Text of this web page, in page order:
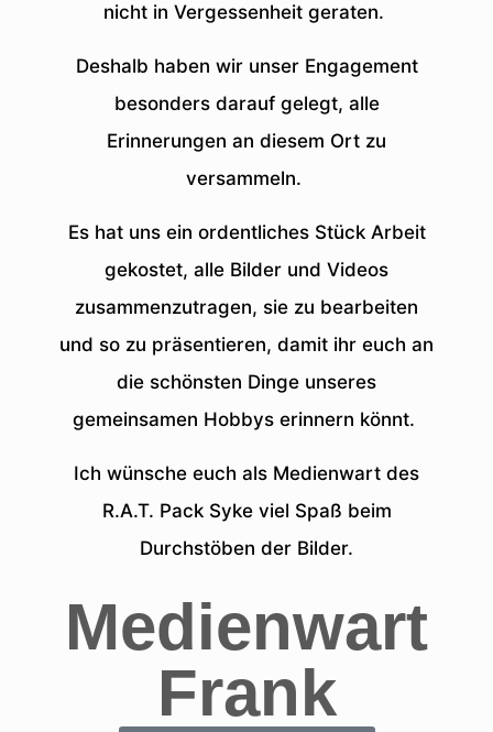
nicht in Vergessenheit geraten.
Deshalb haben wir unser Engagement
besonders darauf gelegt, alle
Erinnerungen an diesem Ort zu
versammeln.
Es hat uns ein ordentliches Stück Arbeit
gekostet, alle Bilder und Videos
zusammenzutragen, sie zu bearbeiten
und so zu präsentieren, damit ihr euch an
die schönsten Dinge unseres
gemeinsamen Hobbys erinnern könnt.
Ich wünsche euch als Medienwart des
R.A.T. Pack Syke viel Spaß beim
Durchstöben der Bilder.
Medienwart
Frank